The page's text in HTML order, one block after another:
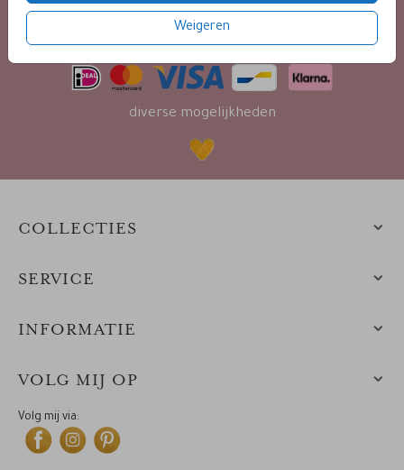
Weigeren
BETALING VEILIG VIA
diverse mogelijkheden
COLLECTIES
SERVICE
INFORMATIE
VOLG MIJ OP
Volg mij via: